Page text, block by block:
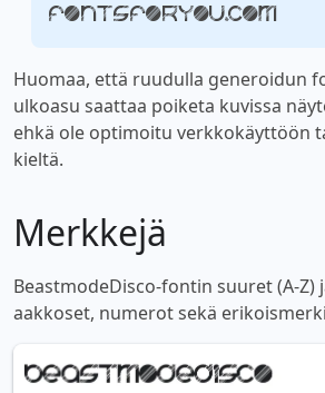
fontsforyou.com
Huomaa, että ruudulla generoidun
ulkoasu saattaa poiketa kuvissa
ehkä ole optimoitu verkkokäyttöön
kieltä.
Merkkejä
BeastmodeDisco-fontin suuret (A-Z)
aakkoset, numerot sekä